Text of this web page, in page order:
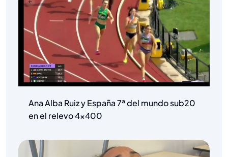
Ana Alba Ruiz y España 7ª del mundo sub20
en el relevo 4×400